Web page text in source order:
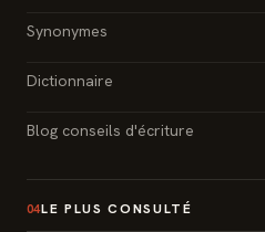
Synonymes
Dictionnaire
Blog conseils d'écriture
04LE PLUS CONSULTÉ